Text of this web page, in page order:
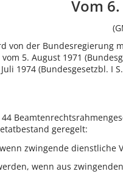
Vom
von der Bundesregierung
5. August 1971
1974 (Bundesgesetzbl. I
44
geregelt:
zwingende dienstliche
wenn aus